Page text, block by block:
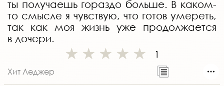
ты получаешь гораздо больше. В каком-
то смысле я чувствую, что готов умереть,
так как моя жизнь уже продолжается
в дочери.
1
Хит Леджер